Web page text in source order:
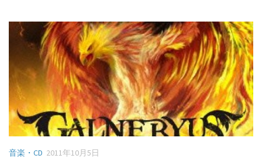
音楽・CD 2011年10月5日